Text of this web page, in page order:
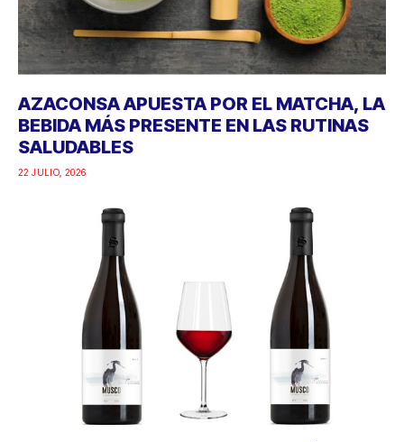
AZACONSA APUESTA POR EL MATCHA, LA
BEBIDA MÁS PRESENTE EN LAS RUTINAS
SALUDABLES
22 JULIO, 2026